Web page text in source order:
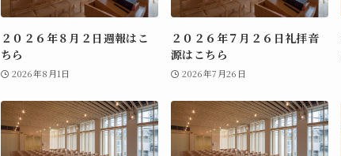
２０２６年８月２日週報はこ
ちら
2026年8月1日
２０２６年７月２６日礼拝音
源はこちら
2026年7月26日